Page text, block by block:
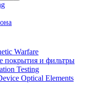
Warfare
покрытия и фильтры
Testing
Optical Elements